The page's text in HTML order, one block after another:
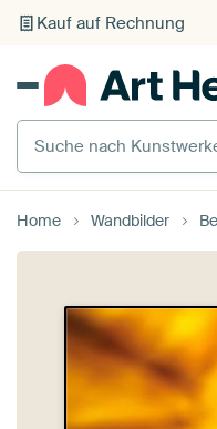
Suche nach
Home Wandbilder